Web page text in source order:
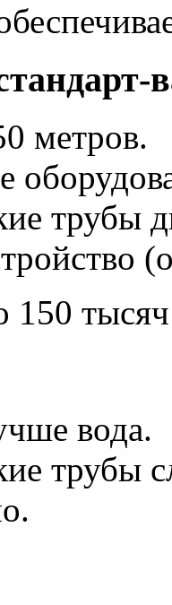
метров.
трубы
150
вода.
трубы